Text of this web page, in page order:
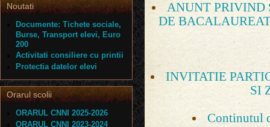
ANUNT PRIVIND
DE
INVITATIE
SI
Continutul
Noutati
Documente: Tichete sociale,
Burse, Transport elevi, Euro
200
Activitati consiliere cu printii
Protectia datelor elevi
Orarul scolii
ORARUL CNNI 2025-2026
ORARUL CNNI 2023-2024